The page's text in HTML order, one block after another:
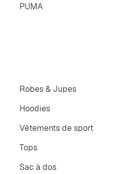
PUMA
Robes & Jupes
Hoodies
Vêtements de sport
Tops
Sac à dos